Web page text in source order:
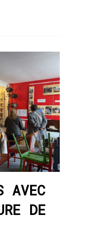
AVEC
DE